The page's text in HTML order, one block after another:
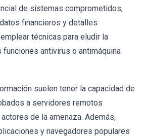
de sistemas comprometidos,
financieros y detalles
técnicas para eludir la
antivirus o antimáquina
suelen tener la capacidad de
a servidores remotos
de la amenaza. Además,
y navegadores populares